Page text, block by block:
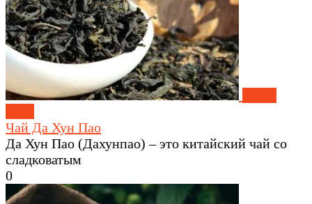
Чай Да Хун Пао
Да Хун Пао (Дахунпао) – это китайский чай со
сладковатым
0